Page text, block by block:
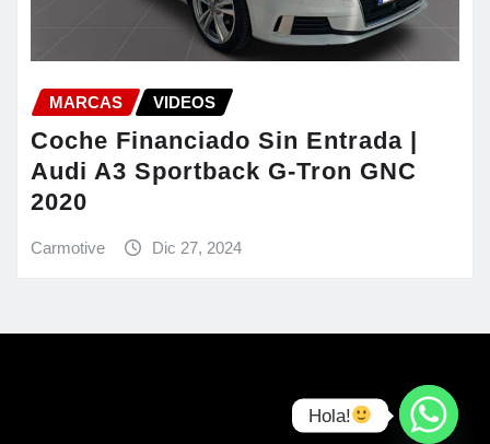
MARCAS VIDEOS
Coche Financiado Sin Entrada |
Audi A3 Sportback G-Tron GNC
2020
Carmotive Dic 27, 2024
Hola!